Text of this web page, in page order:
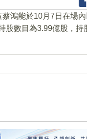
蔡鴻能於10月7日在場
股數目為3.99億股，持